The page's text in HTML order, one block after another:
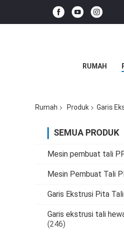
RUMAH
Rumah Produk Garis
SEMUA PRODUK
Mesin pembuat tali
Mesin Pembuat Tali
Garis Ekstrusi Pita
Garis ekstrusi tali
(246)